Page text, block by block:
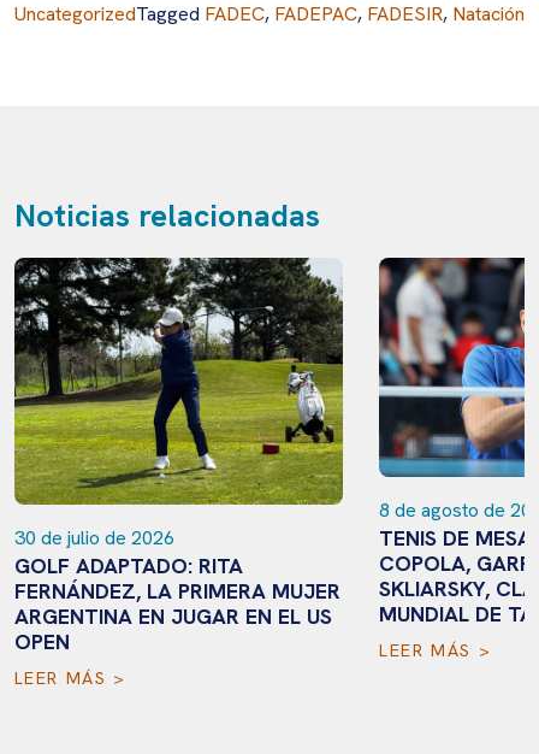
UncategorizedTagged FADEC, FADEPAC, FADESIR, Natación
Noticias relacionadas
30 de julio de 2026
GOLF ADAPTADO: RITA
FERNÁNDEZ, LA PRIMERA MUJER
ARGENTINA EN JUGAR EN EL US
OPEN
LEER MÁS >
8 de agosto de
TENIS DE
COPOLA,
SKLIARSKY,
MUNDIAL DE
LEER MÁS >